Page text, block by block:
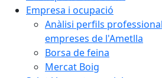
Empresa i ocupació
Anàlisi perfils
empreses de l'Ametlla
Borsa de feina
Mercat Boig